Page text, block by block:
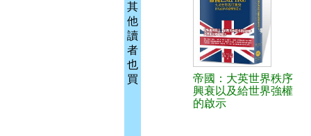
其
他
讀
者
也
買
帝國：大英世界秩序
興衰以及給世界強權
的啟示